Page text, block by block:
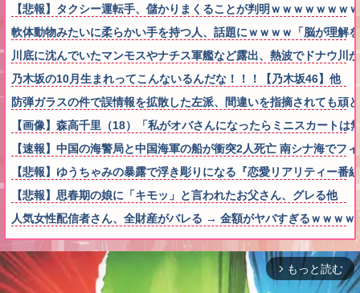
【悲報】タクシー運転手、儲かりまくることが判明ｗｗｗｗｗｗｗ
軟体動物みたいに柔らかい手を持つ人、話題にｗｗｗｗ「脳が理解
川底に沈んでいたマンモスやナチス軍艦など露出、熱波でドナウ川
乃木坂の10月生まれってこんないるんだな！！！【乃木坂46】他
防弾ガラスの件で誤情報を拡散した左派、間違いを指摘されても
【画像】森高千里（18）「私がオバさんになったらミニスカート
【速報】中国の海警局と中国海軍の船が衝突2人死亡 南シナ海でフ
【悲報】ゆうちゃみの暴露で浮き彫りになる『恋愛リアリティー番
【悲報】思春期の娘に「キモッ」と言われたお父さん、グレる他
人気女性配信者さん、全財産がバレる → 金額がヤバすぎるｗｗｗｗ
arrow_forward_ios もっと読む